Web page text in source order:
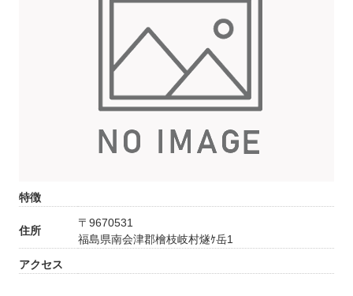
特徴
住所
〒9670531
福島県南会津郡檜枝岐村燧ｹ岳1
アクセス